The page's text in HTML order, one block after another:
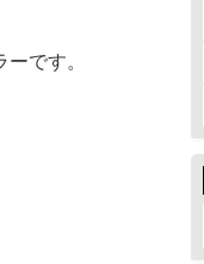
です。